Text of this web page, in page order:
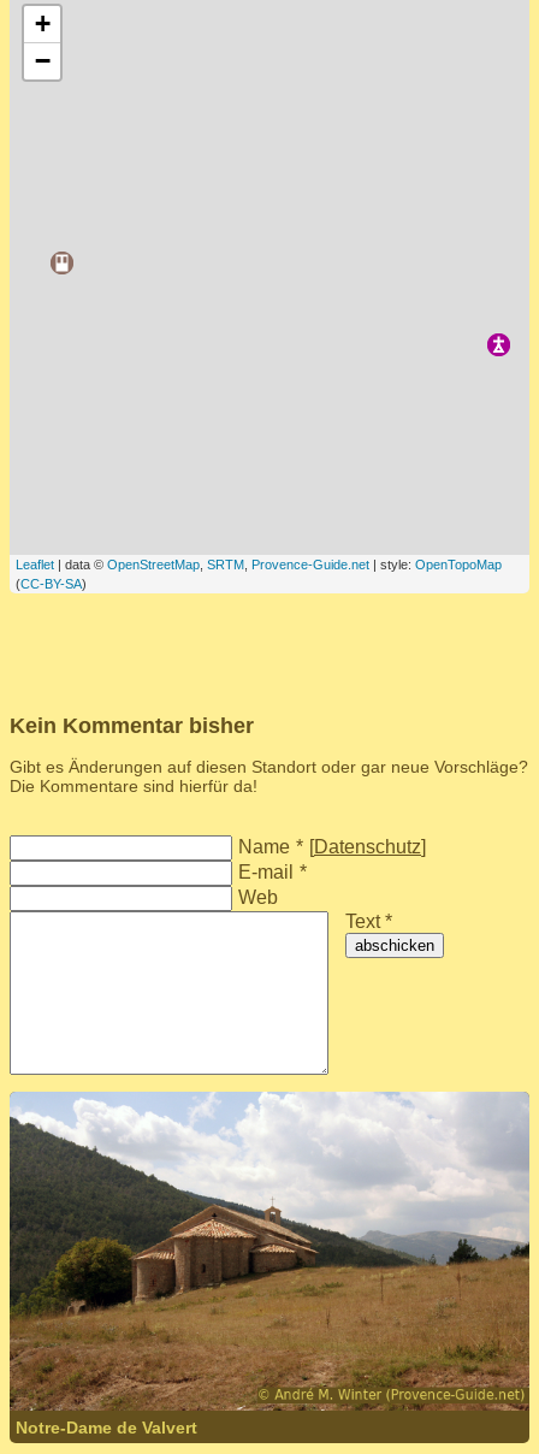
+
−
Leaflet | data © OpenStreetMap, SRTM, Provence-Guide.net | style: OpenTopoMap
(CC-BY-SA)
Kein Kommentar bisher
Gibt es Änderungen auf diesen Standort oder gar neue Vorschläge?
Die Kommentare sind hierfür da!
Name * [Datenschutz]
E-mail *
Web
Text *
abschicken
Notre-Dame de Valvert